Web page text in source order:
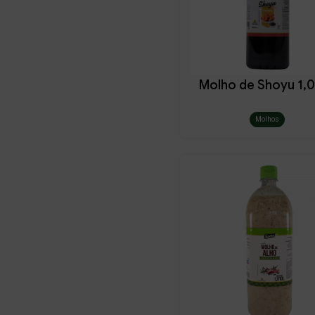
Molho de Shoyu
Molhos
Buscar produtos